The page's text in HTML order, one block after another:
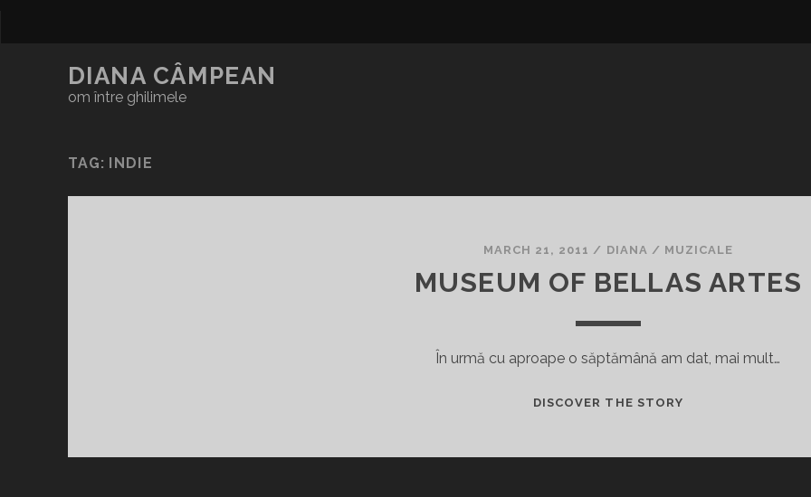
DIANA CÂMPEAN
om între ghilimele
TAG: INDIE
MARCH 21, 2011 / DIANA / MUZICALE
MUSEUM OF BELLAS ARTES
În urmă cu aproape o săptămână am dat, mai mult…
DISCOVER THE STORYMUSEUM